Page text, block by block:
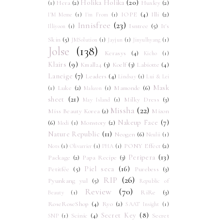
(1) Hera (2) Holika Holika (20) Huxley (2)
I'M Meme (1) I'm From (1) IOPE (4) Illi (2)
Illiyoon (1) Innisfree (23) Isntree (5) It's
Skin (5) JMSolution (1) Jayjun (1) Jinyulhyang (1)
Jolse (138) Kerasys (4) Kicho (1)
Klairs (9) Kmall24 (3) Koelf (3) Labiotte (4)
Laneige (7) Leaders (4) Lindsay (1) Lui & Lei
(1)
Luke (2) Makeon (1) Mamonde (6) Mask
sheet
(21) May Island (1) Milky Dress (3)
Miss Beauty Korea (2) Missha (22) Mizon
(6) Modi (1) Monstory (2) Nakeup Face (7)
Nature Republic (11) Neogen (6) Neulii (1)
Nots (1) Olivarrier (1) PHA (1) PONY Effect (2)
Package (2) Papa Recipe (3) Peripera (13)
Petitfée (5) Piel seca (16) Purebess
(3)
Pyunkang yul
(5) RIP (26)
Republic of
Beauty
(1) Review (70) RiRe
(3)
RoseRoseShop (4) Ryo (2) SAAT Insight
(1)
SNP (1) Scinic (4) Secret Key (8) Secret